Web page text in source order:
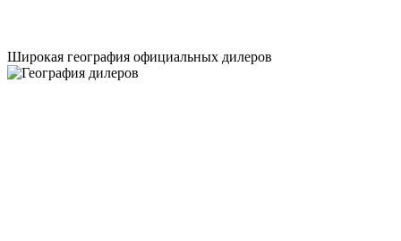
Широкая география официальных дилеров